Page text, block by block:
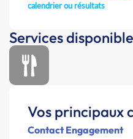
calendrier ou résultats
Services
Vos principaux
Contact Engagement